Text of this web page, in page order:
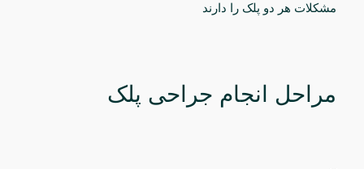
مشکلات هر دو پلک را دارند
مراحل انجام جراحی پلک